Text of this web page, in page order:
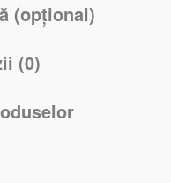
(opțional)
(0)